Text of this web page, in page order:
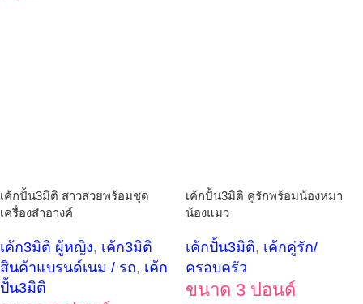
เค้กปั้น3มิติ สาวสวยพร้อมชุด
เครื่องสำอางค์
เค้ก3มิติ ผู้หญิง, เค้ก3มิติ
สินค้าแบรนด์เนม / รถ, เค้ก
ปั้น3มิติ
เค้กปั้น3มิติ คู่รักพร้อมน้องหมา
น้องแมว
เค้กปั้น3มิติ, เค้กคู่รัก/
ครอบครัว
ขนาด 3 ปอนด์